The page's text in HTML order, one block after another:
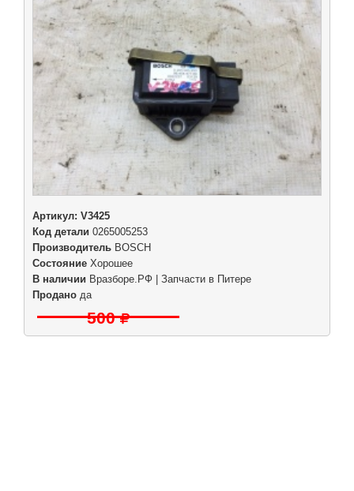
Артикул: V3425
Код детали 0265005253
Производитель BOSCH
Состояние Хорошее
В наличии Вразборе.РФ | Запчасти в Питере
Продано да
500